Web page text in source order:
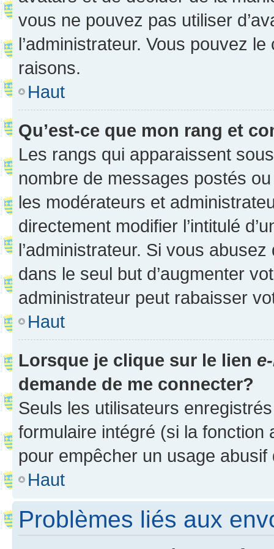
vous ne pouvez pas utiliser
l’administrateur. Vous pouvez
raisons.
Haut
Qu’est-ce que mon rang et
Les rangs qui apparaissent
nombre de messages postés
les modérateurs et
directement modifier l’intitulé
l’administrateur. Si vous
dans le seul but d’augmenter
administrateur peut rabaisser
Haut
Lorsque je clique sur le lien
demande de me connecter?
Seuls les utilisateurs
formulaire intégré (si la fonction
pour empêcher un usage
Haut
Problèmes liés aux